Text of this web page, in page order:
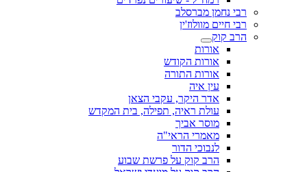
רבי נחמן מברסלב
רבי חיים מוולוז'ין
הרב קוק
אורות
אורות הקודש
אורות התורה
עין איה
אדר היקר, עקבי הצאן
עולת ראיה, תפילה, בית המקדש
מוסר אביך
מאמרי הראי"ה
לנבוכי הדור
הרב קוק על פרשת שבוע